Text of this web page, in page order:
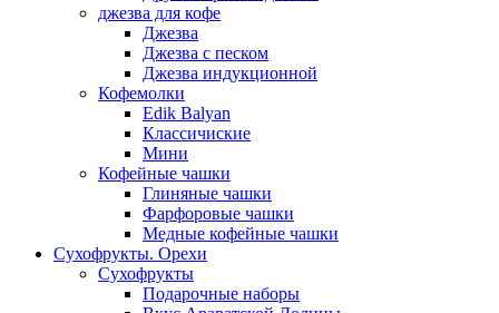
джезва для кофе
Джезва
Джезва с песком
Джезва индукционной
Кофемолки
Edik Balyan
Классичиские
Мини
Кофейные чашки
Глиняные чашки
Фарфоровые чашки
Медные кофейные чашки
Сухофрукты. Орехи
Сухофрукты
Подарочные наборы